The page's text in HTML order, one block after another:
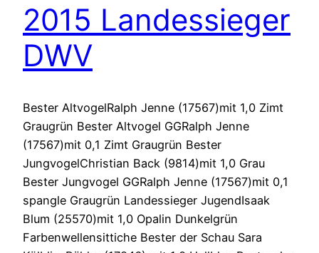
2015 Landessieger
DWV
Bester AltvogelRalph Jenne (17567)mit 1,0 Zimt
Graugrün Bester Altvogel GGRalph Jenne
(17567)mit 0,1 Zimt Graugrün Bester
JungvogelChristian Back (9814)mit 1,0 Grau
Bester Jungvogel GGRalph Jenne (17567)mit 0,1
spangle Graugrün Landessieger JugendIsaak
Blum (25570)mit 1,0 Opalin Dunkelgrün
Farbenwellensittiche Bester der Schau Sara